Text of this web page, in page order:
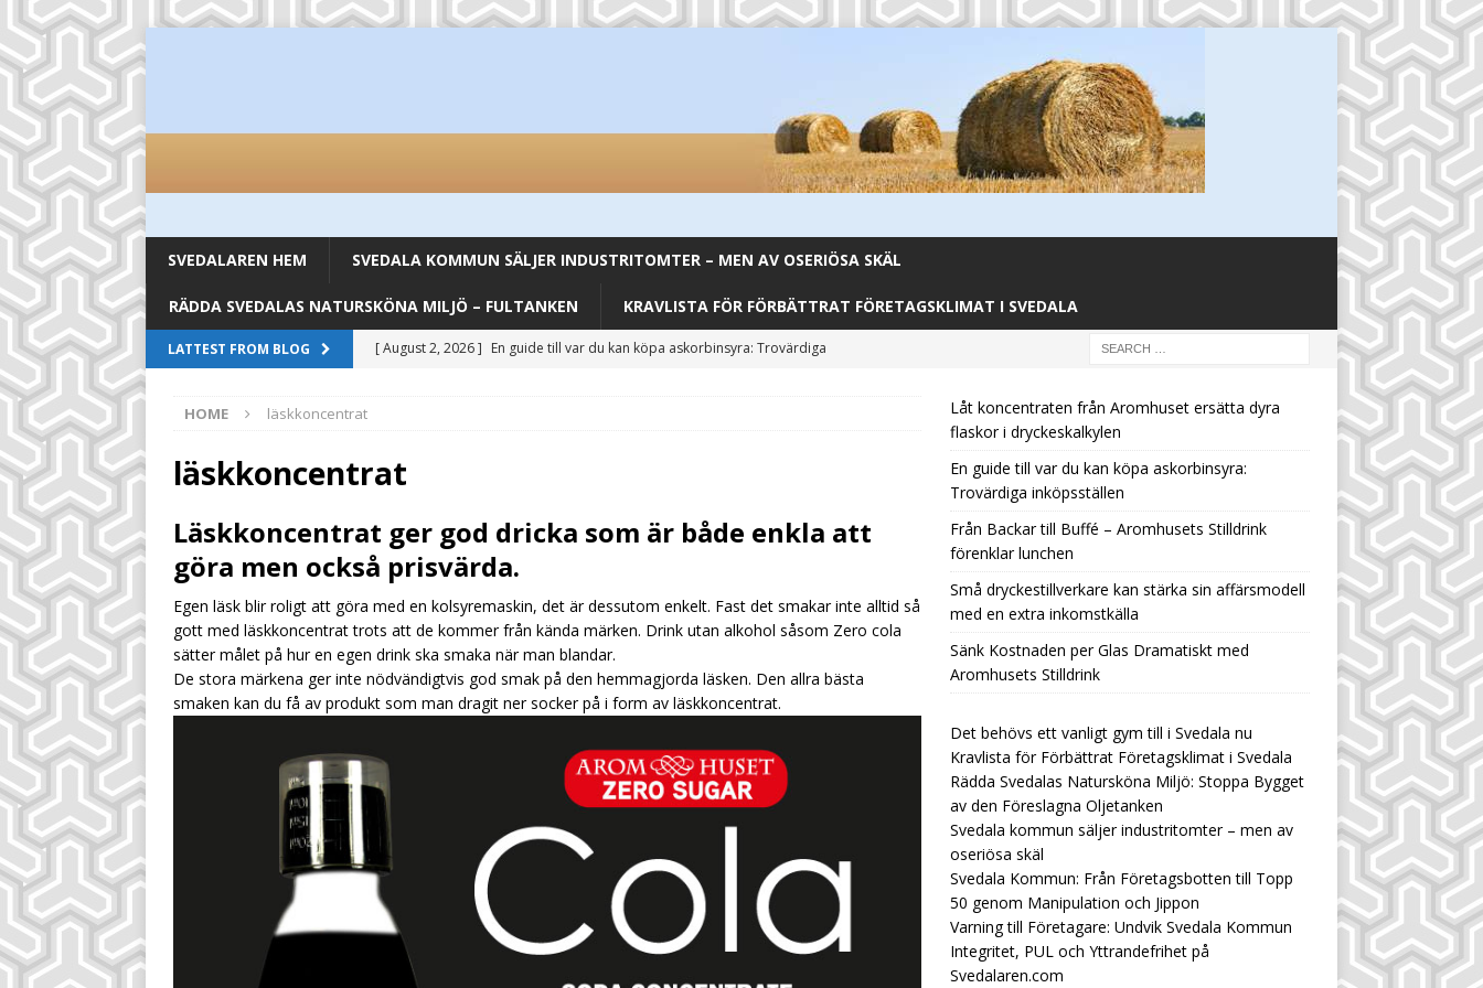
SVEDALAREN HEM SVEDALA KOMMUN SÄLJER INDUSTRITOMTER – MEN AV OSERIÖSA SKÄL
RÄDDA SVEDALAS NATURSKÖNA MILJÖ – FULTANKEN KRAVLISTA FÖR FÖRBÄTTRAT FÖRETAGSKLIMAT I SVEDALA
LATTEST FROM BLOG [ August 2, 2026 ] Från Backar till Buffé – Aromhusets Stilldrink förenklar lunchen
inkomstkälla
UNCATEGORIZED
[ August 4, 2026 ] Låt koncentraten från Aromhuset ersätta dyra flaskor i
dryckeskalkylen
UNCATEGORIZED
[ August 2, 2026 ] En guide till var du kan köpa askorbinsyra: Trovärdiga
inköpsställen
UNCATEGORIZED
HOME läskkoncentrat
läskkoncentrat
Läskkoncentrat ger god dricka som är både enkla att
göra men också prisvärda.
Egen läsk blir roligt att göra med en kolsyremaskin, det är dessutom enkelt. Fast det smakar inte alltid så
gott med läskkoncentrat trots att de kommer från kända märken. Drink utan alkohol såsom Zero cola
sätter målet på hur en egen drink ska smaka när man blandar.
De stora märkena ger inte nödvändigtvis god smak på den hemmagjorda läsken. Den allra bästa
smaken kan du få av produkt som man dragit ner socker på i form av läskkoncentrat.
Låt koncentraten från Aromhuset ersätta dyra
flaskor i dryckeskalkylen
En guide till var du kan köpa askorbinsyra:
Trovärdiga inköpsställen
Från Backar till Buffé – Aromhusets Stilldrink
förenklar lunchen
Små dryckestillverkare kan stärka sin affärsmodell
med en extra inkomstkälla
Sänk Kostnaden per Glas Dramatiskt med
Aromhusets Stilldrink
Det behövs ett vanligt gym till i Svedala nu
Kravlista för Förbättrat Företagsklimat i Svedala
Rädda Svedalas Natursköna Miljö: Stoppa Bygget
av den Föreslagna Oljetanken
Svedala kommun säljer industritomter – men av
oseriösa skäl
Svedala Kommun: Från Företagsbotten till Topp
50 genom Manipulation och Jippon
Varning till Företagare: Undvik Svedala Kommun
Integritet, PUL och Yttrandefrihet på
Svedalaren.com